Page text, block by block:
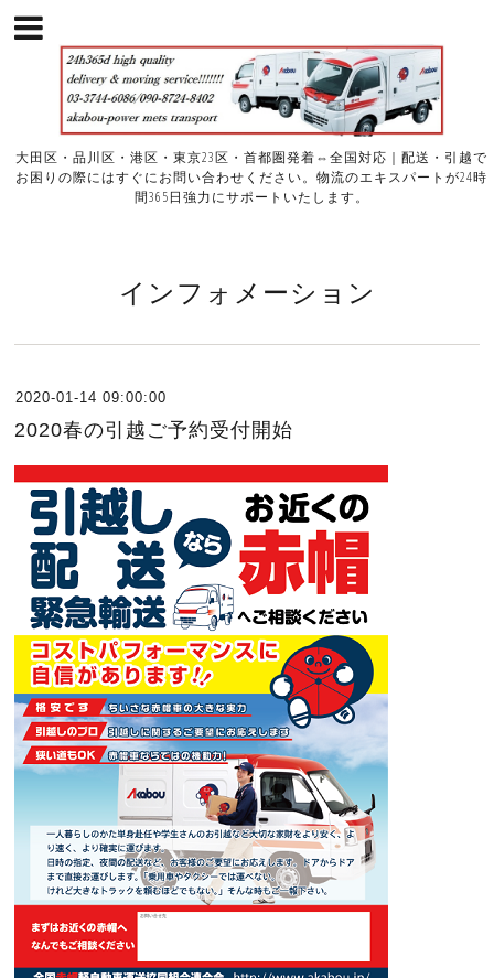
大田区・品川区・港区・東京23区・首都圏発着⇔全国対応｜配送・引越で
お困りの際にはすぐにお問い合わせください。物流のエキスパートが24時
間365日強力にサポートいたします。
インフォメーション
2020-01-14 09:00:00
2020春の引越ご予約受付開始